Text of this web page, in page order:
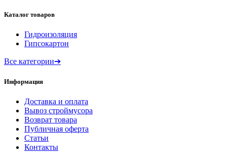
Каталог товаров
Гидроизоляция
Гипсокартон
Все категории➔
Информация
Доставка и оплата
Вывоз строймусора
Возврат товара
Публичная оферта
Статьи
Контакты